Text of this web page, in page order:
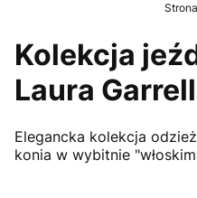
Strona
Kolekcja
Laura
Elegancka kolekcja
konia w wybitnie